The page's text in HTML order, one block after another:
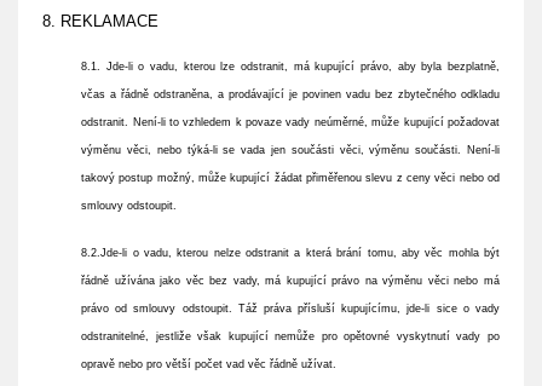
8. REKLAMACE
8.1. Jde-li o vadu, kterou lze odstranit, má kupující právo, aby byla bezplatně,
včas a řádně odstraněna, a prodávající je povinen vadu bez zbytečného odkladu
odstranit. Není-li to vzhledem k povaze vady neúměrné, může kupující požadovat
výměnu věci, nebo týká-li se vada jen součásti věci, výměnu součásti. Není-li
takový postup možný, může kupující žádat přiměřenou slevu z ceny věci nebo od
smlouvy odstoupit.
8.2.Jde-li o vadu, kterou nelze odstranit a která brání tomu, aby věc mohla být
řádně užívána jako věc bez vady, má kupující právo na výměnu věci nebo má
právo od smlouvy odstoupit. Táž práva přísluší kupujícímu, jde-li sice o vady
odstranitelné, jestliže však kupující nemůže pro opětovné vyskytnutí vady po
opravě nebo pro větší počet vad věc řádně užívat.